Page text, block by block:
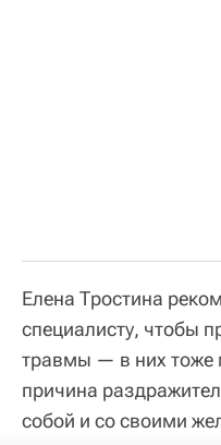
Елена Тростина
специалисту, чтобы
травмы — в них тоже
причина
собой и со своими